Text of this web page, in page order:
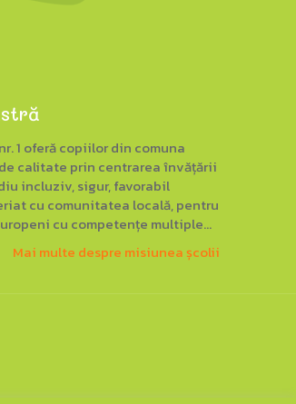
1 oferă copiilor din comuna
calitate prin centrarea învățării
incluziv, sigur, favorabil
cu comunitatea locală, pentru
cu competențe multiple...
Mai multe despre misiunea școlii